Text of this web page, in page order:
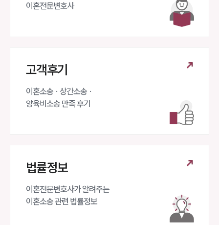
이혼전문변호사
고객후기
이혼소송 · 상간소송 ·
양육비소송 만족 후기
법률정보
이혼전문변호사가 알려주는
이혼소송 관련 법률정보